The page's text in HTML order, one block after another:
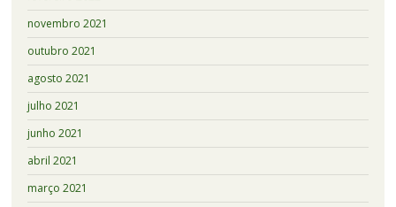
novembro 2021
outubro 2021
agosto 2021
julho 2021
junho 2021
abril 2021
março 2021